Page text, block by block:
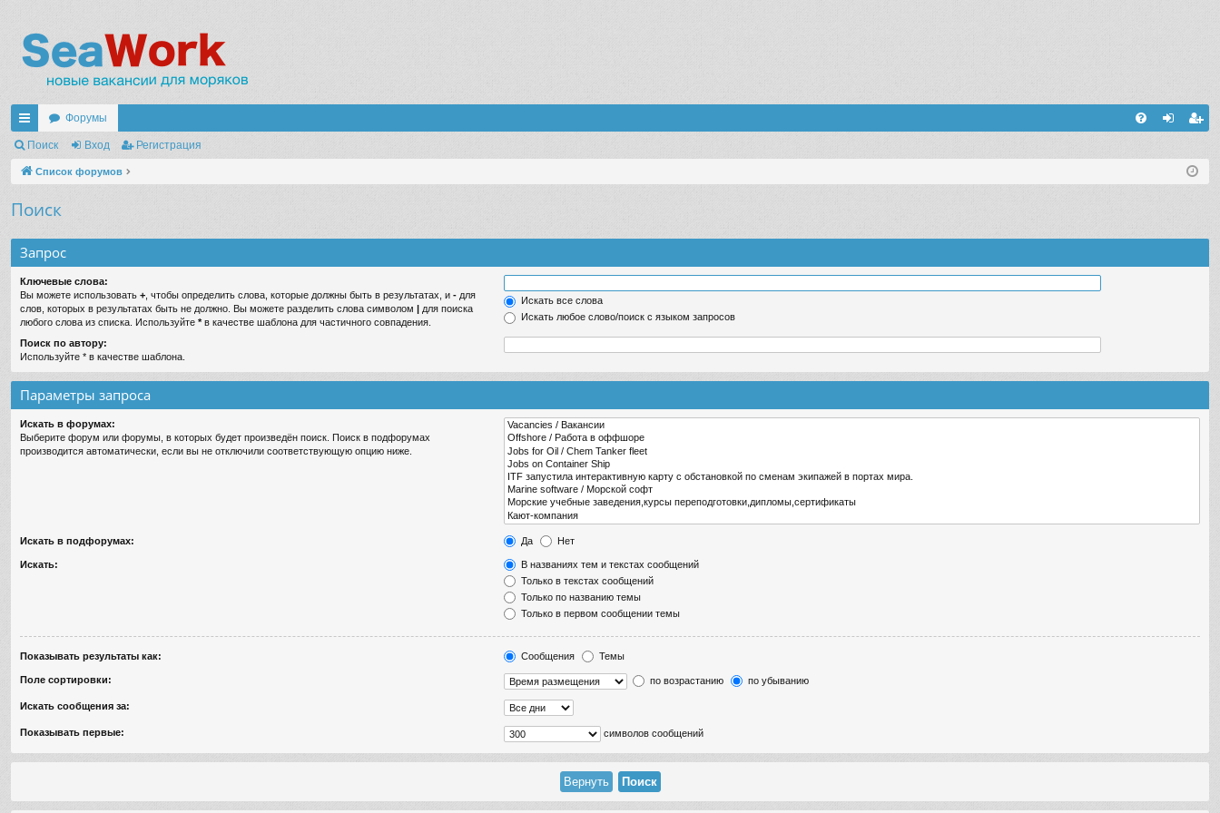
с
ы
Форумы
ис
Поиск Вход Регистрация
Список форумов
Поиск
Запрос
Ключевые слова:
Вы можете использовать + , чтобы определить слова, которые должны быть в результатах, и - для
слов, которых в результатах быть не должно. Вы можете разделить слова символом | для поиска
любого слова из списка. Используйте *в качестве шаблона для частичного совпадения.
Искать все слова
Искать любое слово/поиск с языком запросов
Поиск по автору:
Используйте * в качестве шаблона.
Параметры запроса
Искать в форумах:
Выберите форум или форумы, в которых будет произведён поиск. Поиск в подфорумах
производится автоматически, если вы не отключили соответствующую опцию ниже.
Искать в подфорумах: Да Нет
Искать:
В названиях тем и текстах сообщений
Только в текстах сообщений
Только по названию темы
Только в первом сообщении темы
Показывать результаты как: Сообщения Темы
Поле сортировки: по возрастанию по убыванию
Искать сообщения за:
Показывать первые: символов сообщений